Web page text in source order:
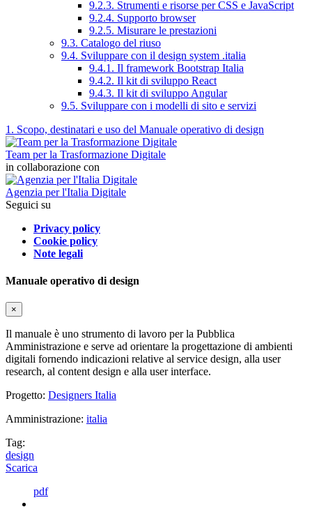
9.2.3. Strumenti e risorse per CSS e JavaScript
9.2.4. Supporto browser
9.2.5. Misurare le prestazioni
9.3. Catalogo del riuso
9.4. Sviluppare con il design system .italia
9.4.1. Il framework Bootstrap Italia
9.4.2. Il kit di sviluppo React
9.4.3. Il kit di sviluppo Angular
9.5. Sviluppare con i modelli di sito e servizi
1. Scopo, destinatari e uso del Manuale operativo di design
Team per la Trasformazione Digitale
in collaborazione con
Agenzia per l'Italia Digitale
Seguici su
Privacy policy
Cookie policy
Note legali
Manuale operativo di design
×
Il manuale è uno strumento di lavoro per la Pubblica
Amministrazione e serve ad orientare la progettazione di ambienti
digitali fornendo indicazioni relative al service design, alla user
research, al content design e alla user interface.
Progetto: Designers Italia
Amministrazione: italia
Tag:
design
Scarica
pdf